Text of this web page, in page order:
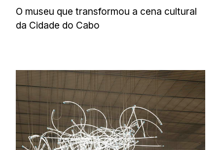
O museu que transformou a cena cultural
da Cidade do Cabo